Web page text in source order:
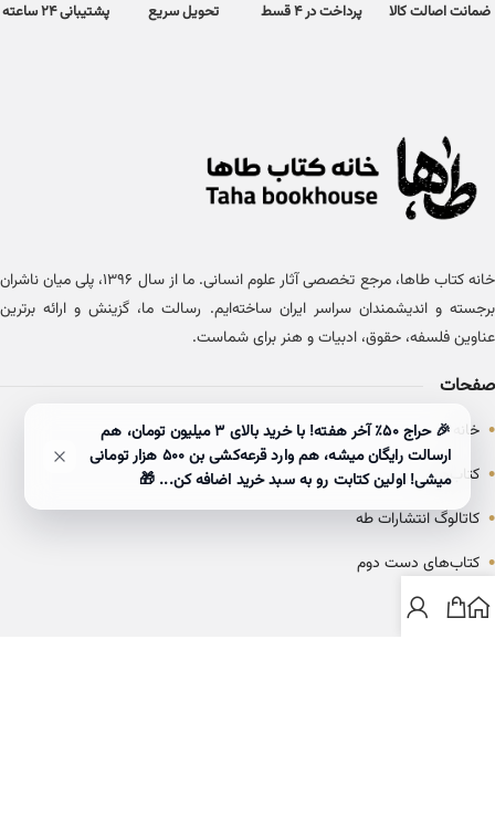
ضمانت اصالت کالا پرداخت در 4 قسط تحویل سریع پشتیبانی 24 ساعته
خانه کتاب طاها، مرجع تخصصی آثار علوم انسانی. ما از سال ۱۳۹۶، پلی میان ناشران
برجسته و اندیشمندان سراسر ایران ساخته‌ایم. رسالت ما، گزینش و ارائه برترین
عناوین فلسفه، حقوق، ادبیات و هنر برای شماست.
صفحات
• خانه
• کتاب‌ها
• کاتالوگ انتشارات طه
• کتاب‌های دست دوم
• بلاگ
🎉 حراج ۵۰٪ آخر هفته! با خرید بالای 3 میلیون تومان، هم
ارسالت رایگان میشه، هم وارد قرعه‌کشی بن ۵۰۰ هزار تومانی
میشی! اولین کتابت رو به سبد خرید اضافه کن... 🎁